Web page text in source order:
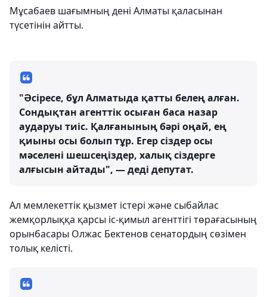
Мұсабаев шағымның дені Алматы қаласынан
түсетінін айтты.
"Әсіресе, бұл Алматыда қатты белең алған.
Сондықтан агенттік осыған баса назар
аударуы тиіс. Қалғанының бәрі оңай, ең
қиыны осы болып тұр. Егер сіздер осы
мәселені шешсеңіздер, халық сіздерге
алғысын айтады", — деді депутат.
Ал мемлекеттік қызмет істері және сыбайлас
жемқорлыққа қарсы іс-қимыл агенттігі төрағасының
орынбасары Олжас Бектенов сенатордың сөзімен
толық келісті.